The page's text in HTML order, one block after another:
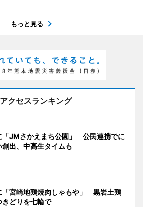
もっと見る
アクセスランキング
「JMさかえまち公園」 公民連携でに
創出、中高生タイムも
「宮崎地鶏焼肉しゃもや」 黒岩土鶏
きどりを七輪で